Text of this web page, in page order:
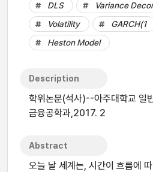
DLS
Variance
Volatility
GARCH(1
Heston Model
Description
학위논문(석사)--아주대학교 일
금융공학과,2017. 2
Abstract
오늘 날 세계는, 시간이 흐름에